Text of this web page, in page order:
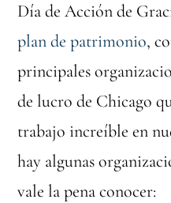
Día de Acción de
plan de patrimonio,
principales
de lucro de Chicago
trabajo increíble en
hay algunas
vale la pena conocer: